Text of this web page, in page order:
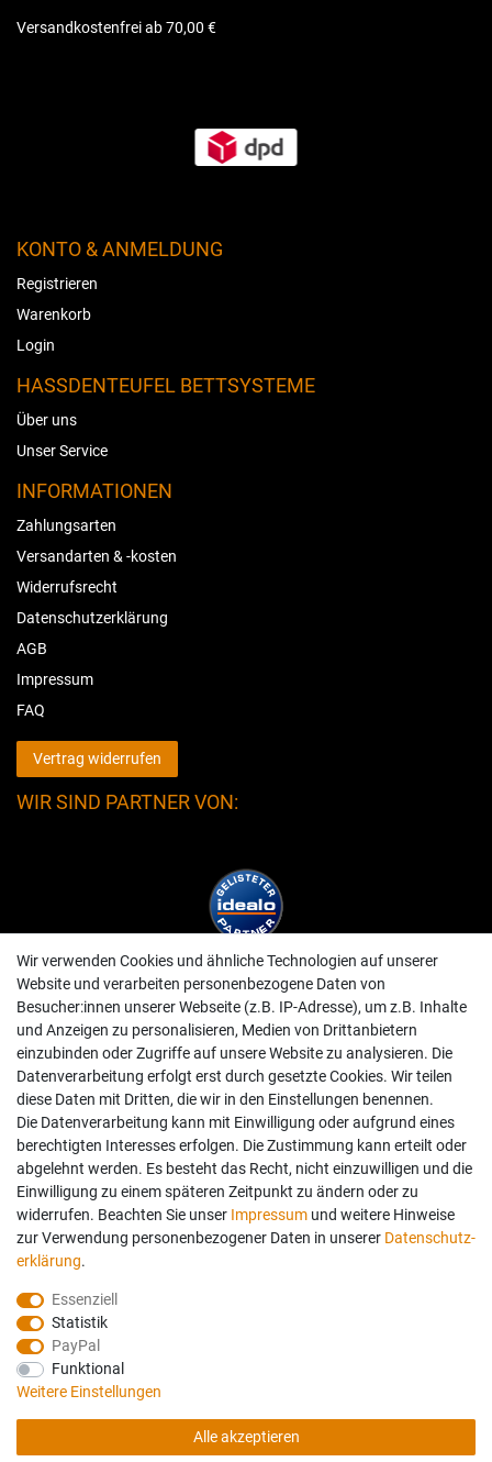
Versandkostenfrei ab 70,00 €
KONTO & ANMELDUNG
Registrieren
Warenkorb
Login
HASSDENTEUFEL BETTSYSTEME
Über uns
Unser Service
INFORMATIONEN
Zahlungsarten
Versandarten & -kosten
Widerrufsrecht
Datenschutzerklärung
AGB
Impressum
FAQ
Vertrag widerrufen
WIR SIND PARTNER VON:
Folgen Sie uns auch auf:
Wir verwenden Cookies und ähnliche Technologien auf unserer
Website und verarbeiten personenbezogene Daten von
Besucher:innen unserer Webseite (z.B. IP-Adresse), um z.B. Inhalte
und Anzeigen zu personalisieren, Medien von Drittanbietern
einzubinden oder Zugriffe auf unsere Website zu analysieren. Die
Datenverarbeitung erfolgt erst durch gesetzte Cookies. Wir teilen
diese Daten mit Dritten, die wir in den Einstellungen benennen.
Die Datenverarbeitung kann mit Einwilligung oder aufgrund eines
berechtigten Interesses erfolgen. Die Zustimmung kann erteilt oder
abgelehnt werden. Es besteht das Recht, nicht einzuwilligen und die
Einwilligung zu einem späteren Zeitpunkt zu ändern oder zu
widerrufen. Beachten Sie unser Impressum und weitere Hinweise
zur Verwendung personenbezogener Daten in unserer Daten­schutz­
erklärung.
Essenziell
Statistik
PayPal
Funktional
Weitere Einstellungen
Alle akzeptieren